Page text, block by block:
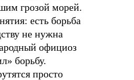
грозой морей.
есть борьба
не нужна
официоз
борьбу.
просто